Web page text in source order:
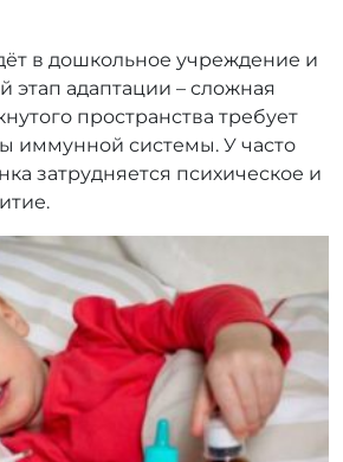
в дошкольное учреждение и
этап адаптации – сложная
пространства требует
иммунной системы. У часто
затрудняется психическое и